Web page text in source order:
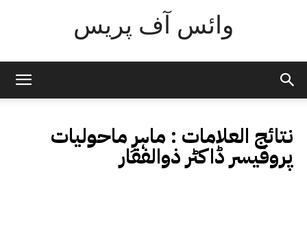
وائس آف پریس
نتائج العلامات : ماہرِ ماحولیات
پروفیسر ڈاکٹر ذوالفقار